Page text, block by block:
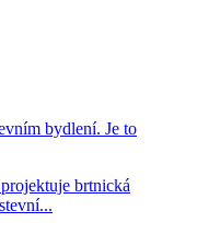
bydlení. Je to
brtnická